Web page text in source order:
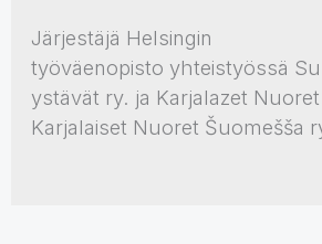
Järjestäjä Helsingin
työväenopisto yhteistyössä
ystävät ry. ja Karjalazet
Karjalaiset Nuoret Šuomešša